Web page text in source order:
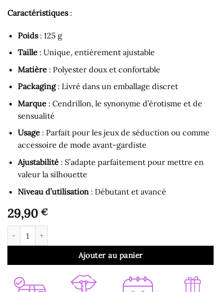
Caractéristiques:
Poids: 125 g
Taille: Unique, entièrement ajustable
Matière: Polyester doux et confortable
Packaging: Livré dans un emballage discret
Marque: Cendrillon, le synonyme d’érotisme et de
sensualité
Usage: Parfait pour les jeux de séduction ou comme
accessoire de mode avant-gardiste
Ajustabilité: S’adapte parfaitement pour mettre en
valeur la silhouette
Niveau d’utilisation: Débutant et avancé
29,90 €
Ajouter au panier